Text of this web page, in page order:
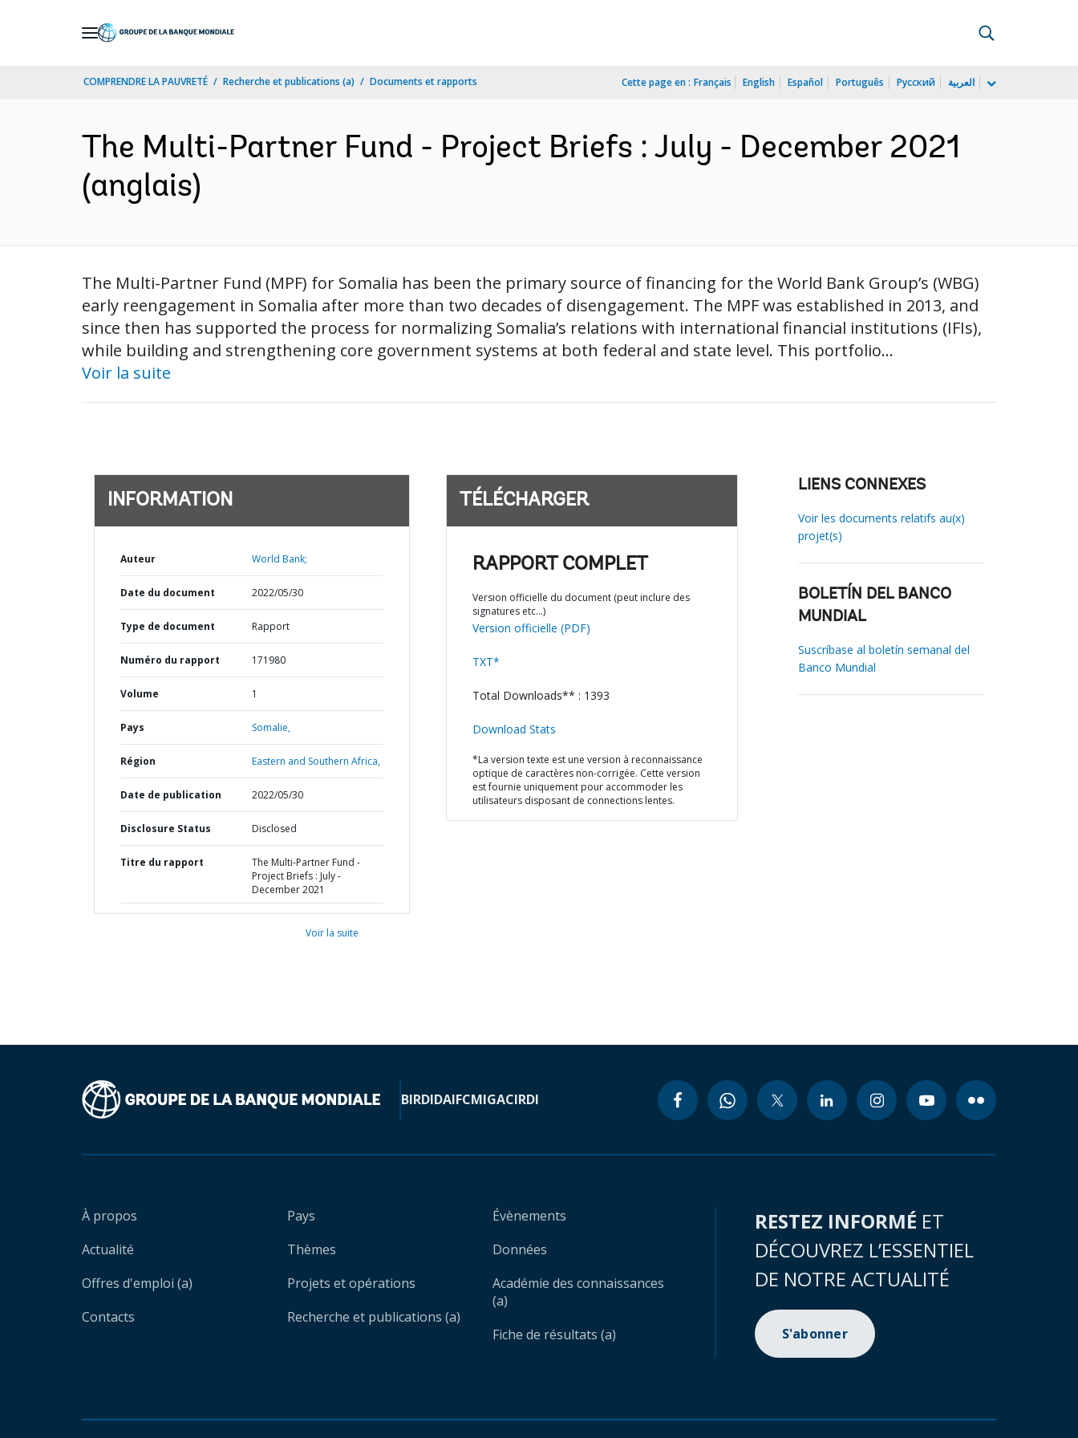
COMPRENDRE LA PAUVRETÉ Recherche et publications (a) Documents et rapports Cette page en : Français English Español Português Русский العربية
The Multi-Partner Fund - Project Briefs : July - December 2021
(anglais)
The Multi-Partner Fund (MPF) for Somalia has been the primary source of financing for the World Bank Group’s (WBG)
early reengagement in Somalia after more than two decades of disengagement. The MPF was established in 2013, and
since then has supported the process for normalizing Somalia’s relations with international financial institutions (IFIs),
while building and strengthening core government systems at both federal and state level. This portfolio...
Voir la suite
INFORMATION
Auteur World Bank;
Date du document 2022/05/30
Type de document Rapport
Numéro du rapport 171980
Volume 1
Pays Somalie,
Région Eastern and Southern Africa,
Date de publication 2022/05/30
Disclosure Status Disclosed
Titre du rapport
The Multi-Partner Fund -
Project Briefs : July -
December 2021
Voir la suite
TÉLÉCHARGER
RAPPORT COMPLET
Version officielle du document (peut inclure des
signatures etc…)
Version officielle (PDF)
TXT*
Total Downloads** : 1393
Download Stats
*La version texte est une version à reconnaissance
optique de caractères non-corrigée. Cette version
est fournie uniquement pour accommoder les
utilisateurs disposant de connections lentes.
LIENS CONNEXES
Voir les documents relatifs au(x)
projet(s)
BOLETÍN DEL BANCO
MUNDIAL
Suscríbase al boletín semanal del
Banco Mundial
BIRDIDAIFCMIGACIRDI
À propos
Actualité
Offres d'emploi (a)
Contacts
Pays
Thèmes
Projets et opérations
Recherche et publications (a)
Évènements
Données
Académie des connaissances
(a)
Fiche de résultats (a)
RESTEZ INFORMÉ ET
DÉCOUVREZ L’ESSENTIEL
DE NOTRE ACTUALITÉ
S'abonner